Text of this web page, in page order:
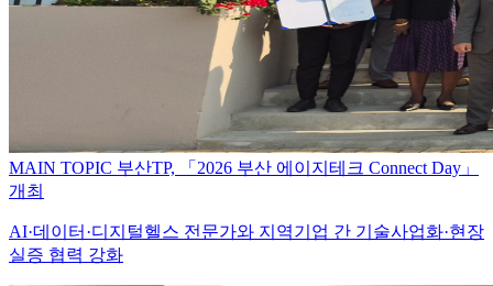
MAIN TOPIC 부산TP, 「2026 부산 에이지테크 Connect Day」
개최
AI·데이터·디지털헬스 전문가와 지역기업 간 기술사업화·현장
실증 협력 강화